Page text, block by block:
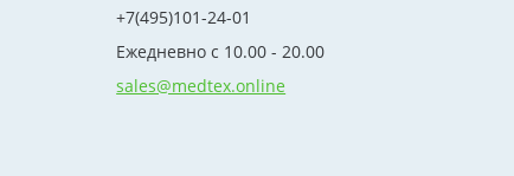
+7(495)101-24-01
Ежедневно с 10.00 - 20.00
sales@medtex.online